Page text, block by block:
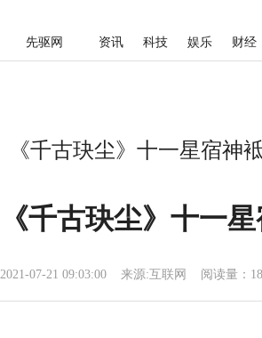
先驱网 资讯 科技 娱乐 财经
《千古玦尘》十一星宿神
《千古玦尘》十一
2021-07-21 09:03:00 来源:互联网 阅读量：